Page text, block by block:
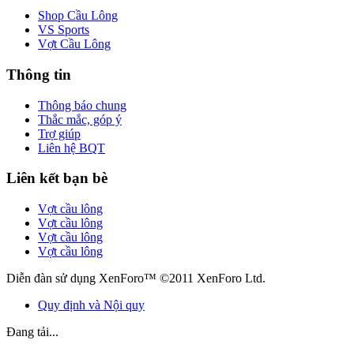
Shop Cầu Lông
VS Sports
Vợt Cầu Lông
Thông tin
Thông báo chung
Thắc mắc, góp ý
Trợ giúp
Liên hệ BQT
Liên kết bạn bè
Vợt cầu lông
Vợt cầu lông
Vợt cầu lông
Vợt cầu lông
Diễn đàn sử dụng XenForo™ ©2011 XenForo Ltd.
Quy định và Nội quy
Đang tải...